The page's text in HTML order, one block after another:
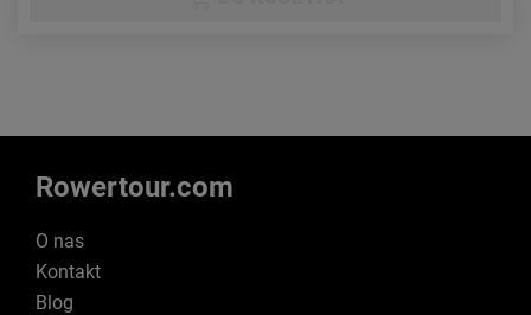
Rowertour.com
O nas
Kontakt
Blog